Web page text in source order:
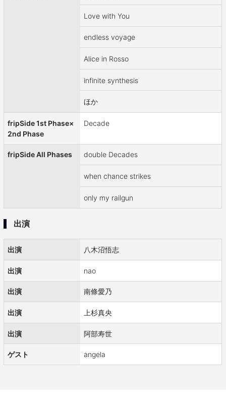
Love with You
endless voyage
Alice in Rosso
infinite synthesis
ほか
fripSide 1st Phase×
2nd Phase
Decade
fripSide All Phases double Decades
when chance strikes
only my railgun
出演
出演 八木沼悟志
出演 nao
出演 南條愛乃
出演 上杉真央
出演 阿部寿世
ゲスト angela